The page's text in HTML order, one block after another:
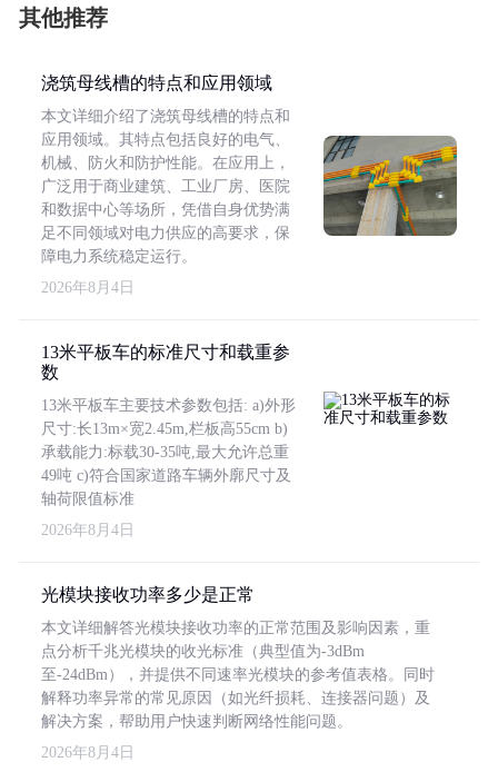
其他推荐
浇筑母线槽的特点和应用领域
本文详细介绍了浇筑母线槽的特点和
应用领域。其特点包括良好的电气、
机械、防火和防护性能。在应用上，
广泛用于商业建筑、工业厂房、医院
和数据中心等场所，凭借自身优势满
足不同领域对电力供应的高要求，保
障电力系统稳定运行。
2026年8月4日
13米平板车的标准尺寸和载重参
数
13米平板车主要技术参数包括: a)外形
尺寸:长13m×宽2.45m,栏板高55cm b)
承载能力:标载30-35吨,最大允许总重
49吨 c)符合国家道路车辆外廓尺寸及
轴荷限值标准
2026年8月4日
光模块接收功率多少是正常
本文详细解答光模块接收功率的正常范围及影响因素，重
点分析千兆光模块的收光标准（典型值为-3dBm
至-24dBm），并提供不同速率光模块的参考值表格。同时
解释功率异常的常见原因（如光纤损耗、连接器问题）及
解决方案，帮助用户快速判断网络性能问题。
2026年8月4日